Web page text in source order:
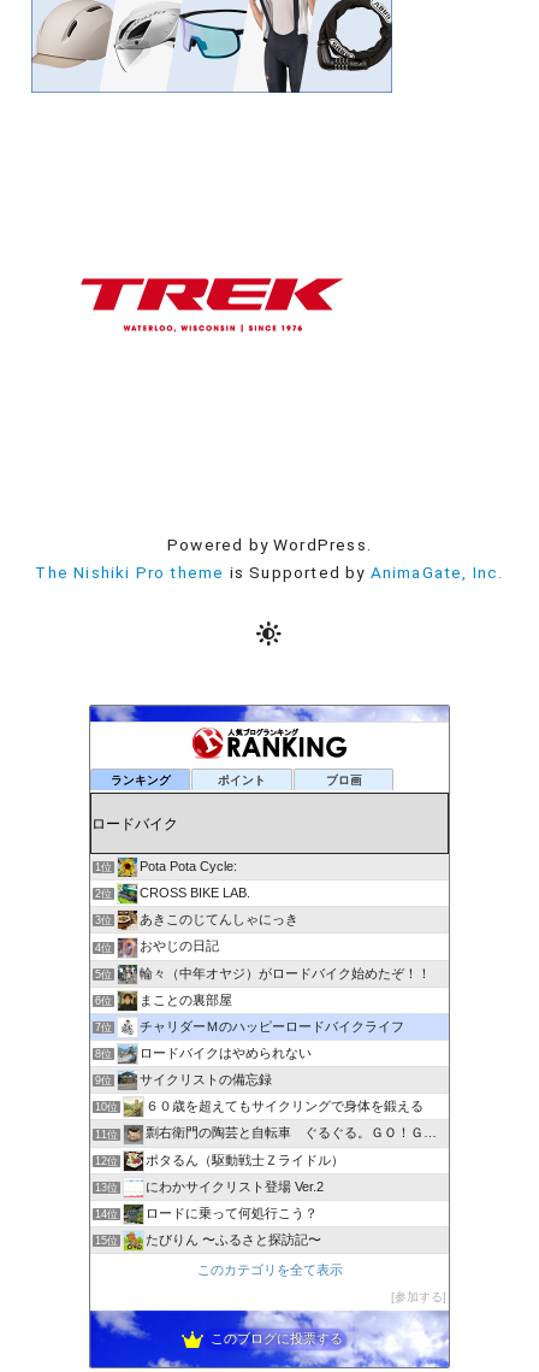
Powered by WordPress.
The Nishiki Pro theme is Supported by AnimaGate, Inc.
ランキング ポイント ブロ画
1位 Pota Pota Cycle:
2位 CROSS BIKE LAB.
3位 あきこのじてんしゃにっき
4位 おやじの日記
5位 輪々（中年オヤジ）がロードバイク始めたぞ！！
6位 まことの裏部屋
7位 チャリダーＭのハッピーロードバイクライフ
8位 ロードバイクはやめられない
9位 サイクリストの備忘録
10位 ６０歳を超えてもサイクリングで身体を鍛える
11位 剽右衛門の陶芸と自転車 ぐるぐる。ＧＯ！ＧＯ！
12位 ポタるん（駆動戦士Ｚライドル）
13位 にわかサイクリスト登場 Ver.2
14位 ロードに乗って何処行こう？
15位 たびりん 〜ふるさと探訪記〜
このカテゴリを全て表示
参加する
このブログに投票する